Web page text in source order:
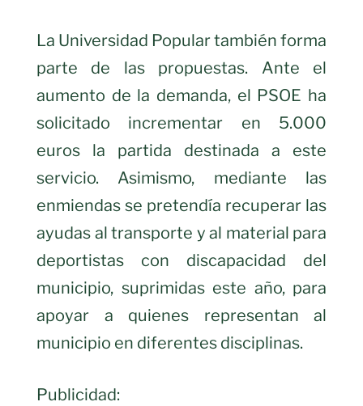
La Universidad Popular también forma
parte de las propuestas. Ante el
aumento de la demanda, el PSOE ha
solicitado incrementar en 5.000
euros la partida destinada a este
servicio. Asimismo, mediante las
enmiendas se pretendía recuperar las
ayudas al transporte y al material para
deportistas con discapacidad del
municipio, suprimidas este año, para
apoyar a quienes representan al
municipio en diferentes disciplinas.
Publicidad: